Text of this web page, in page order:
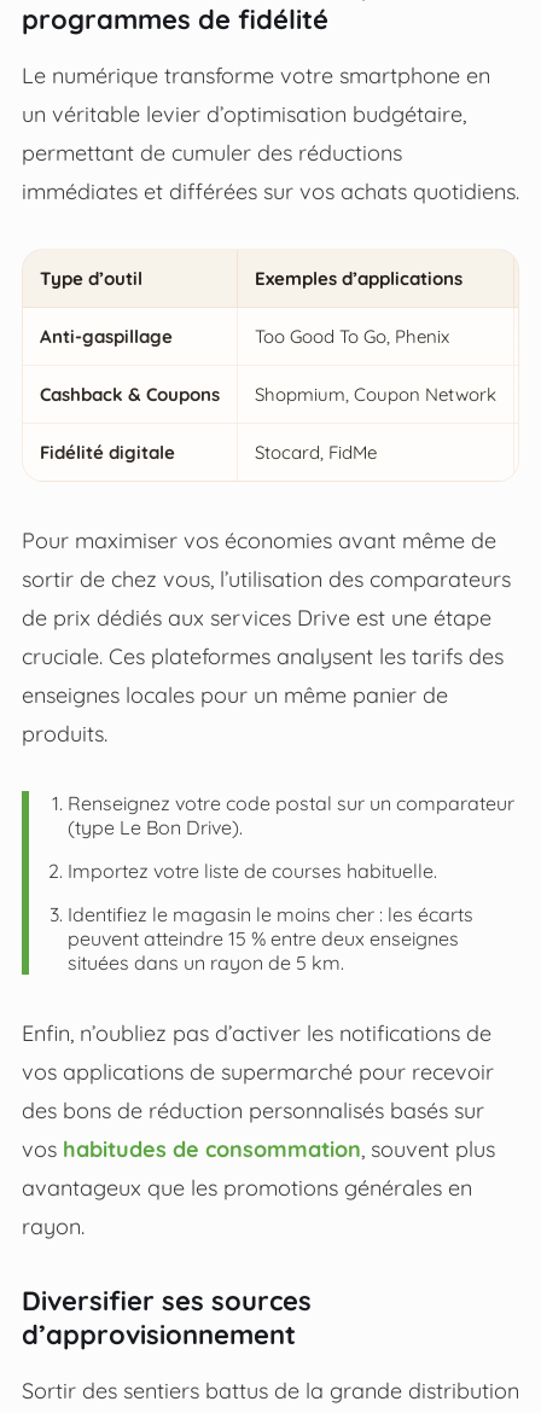
programmes de fidélité
Le numérique transforme votre smartphone en
un véritable levier d’optimisation budgétaire,
permettant de cumuler des réductions
immédiates et différées sur vos achats quotidiens.
Type d’outil Exemples d’applications
Anti-gaspillage Too Good To Go, Phenix
Cashback & Coupons Shopmium, Coupon Network
Fidélité digitale Stocard, FidMe
Pour maximiser vos économies avant même de
sortir de chez vous, l’utilisation des comparateurs
de prix dédiés aux services Drive est une étape
cruciale. Ces plateformes analysent les tarifs des
enseignes locales pour un même panier de
produits.
Renseignez votre code postal sur un comparateur
(type Le Bon Drive).
Importez votre liste de courses habituelle.
Identifiez le magasin le moins cher : les écarts
peuvent atteindre 15 % entre deux enseignes
situées dans un rayon de 5 km.
Enfin, n’oubliez pas d’activer les notifications de
vos applications de supermarché pour recevoir
des bons de réduction personnalisés basés sur
vos habitudes de consommation , souvent plus
avantageux que les promotions générales en
rayon.
Diversifier ses sources
d’approvisionnement
Sortir des sentiers battus de la grande distribution